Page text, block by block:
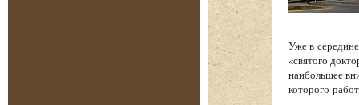
Уже в
«святого
наибольшее
которого